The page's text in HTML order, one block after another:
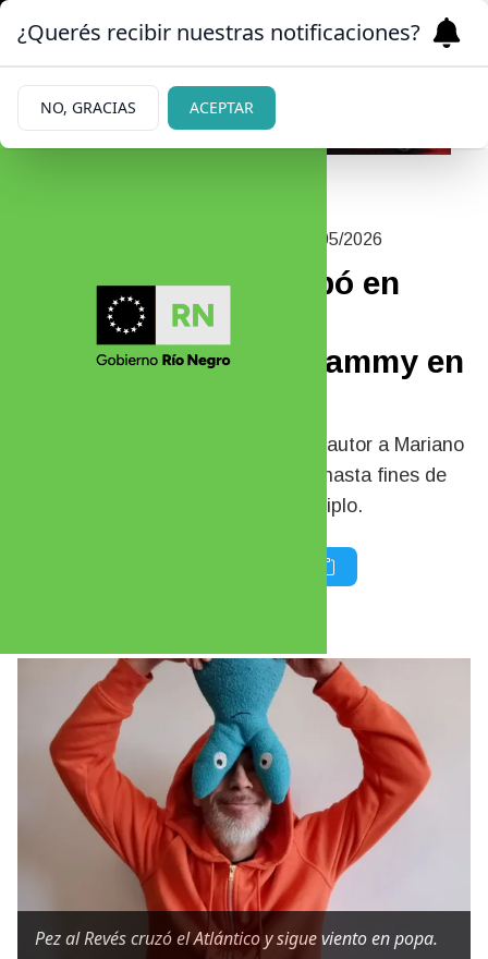
28/05/2026
Canción que se grabó en
Bariloche ganó el
equivalente a los Grammy en
Se titula “Me resbala” y tiene como autor a Mariano
Pose, quien residió entre nosotros hasta fines de
2021. Pez al Revés continúa su periplo.
Pez al Revés cruzó el Atlántico y sigue viento en popa.
¿Querés recibir nuestras notificaciones?
NO, GRACIAS ACEPTAR